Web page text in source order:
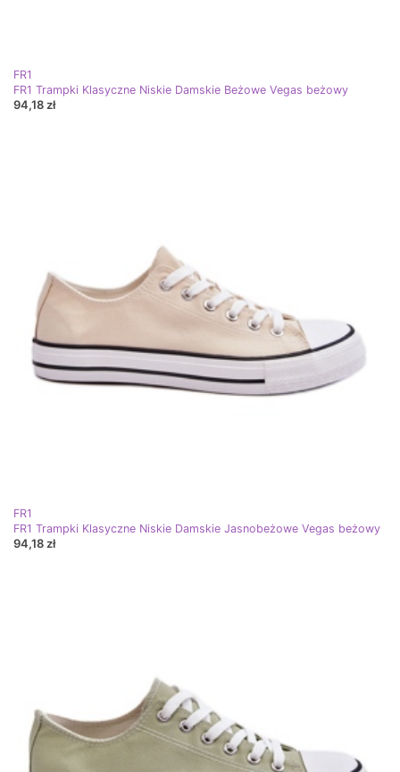
FR1
FR1 Trampki Klasyczne Niskie Damskie Beżowe Vegas beżowy
94,18 zł
FR1
FR1 Trampki Klasyczne Niskie Damskie Jasnobeżowe Vegas beżowy
94,18 zł